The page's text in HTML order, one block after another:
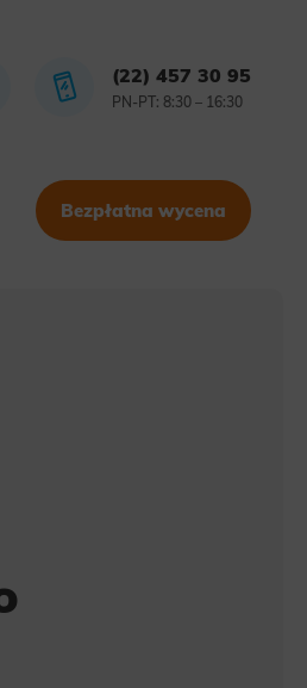
(22) 457 30 95
PN-PT: 8:30 – 16:30
Bezpłatna wycena